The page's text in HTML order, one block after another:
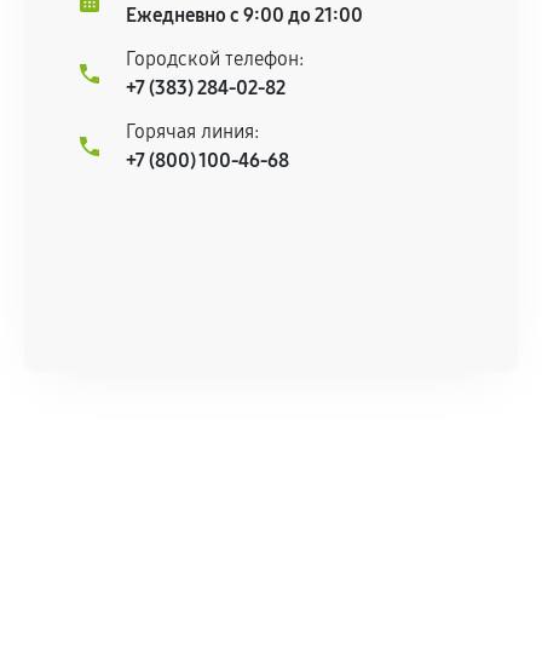
Ежедневно с 9:00 до 21:00
Городской телефон:
+7 (383) 284-02-82
Горячая линия:
+7 (800) 100-46-68